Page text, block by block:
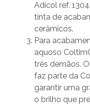
Adicol ref.
tinta de
cerâmicos.
Para
aquoso
três demãos.
faz parte da
garantir uma
o brilho que